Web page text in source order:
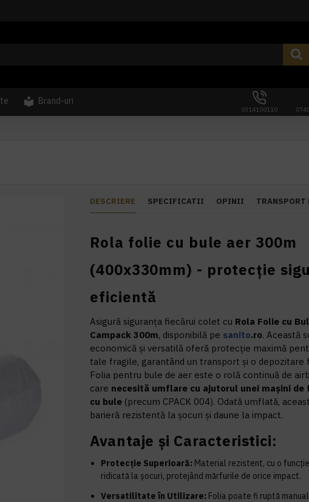
Brand-uri
0314100110
DESCRIERE SPECIFICATII OPINII TRANSPORT
Rola folie cu bule aer 300m
(400x330mm) - protecție
eficientă
Asigură siguranța fiecărui colet cu Rola Folie cu
Campack 300m, disponibilă pe sanito.ro. Această
economică și versatilă oferă protecție maximă
tale fragile, garantând un transport și o depozitare
Folia pentru bule de aer este o rolă continuă de
care necesită umflare cu ajutorul unei mașini
cu bule (precum CPACK 004). Odată umflată,
barieră rezistentă la șocuri și daune la impact.
Avantaje și Caracteristici:
Protecție Superioară: Material rezistent, cu o
ridicată la șocuri, protejând mărfurile de orice impact.
Versatilitate în Utilizare: Folia poate fi ruptă